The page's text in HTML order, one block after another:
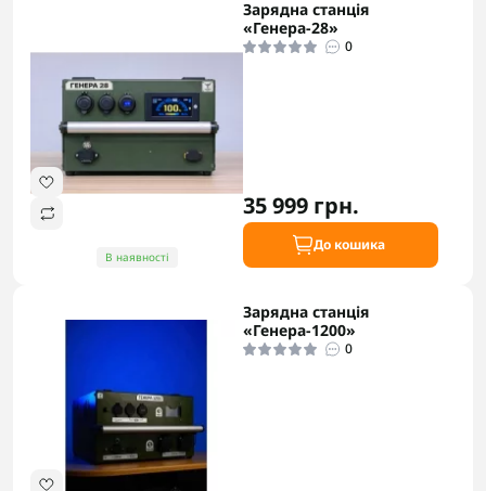
В наявності
Зарядна станція
«Генера-28»
0
35 999 грн.
До кошика
Зарядна станція
«Генера-1200»
0